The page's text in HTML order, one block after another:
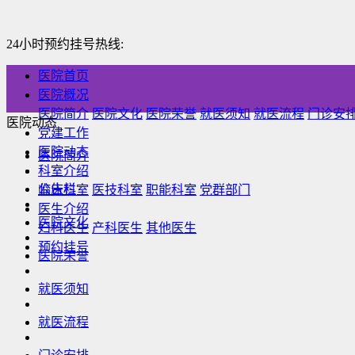
24小时预约挂号热线:
医院首页
医院概况
医院简介 医院文化 医院荣誉 就医须知 就医流程 门诊安
党建工作
医院动态
科室介绍
临床科室 医技科室 职能科室 党群部门
医生介绍
妇科医生 产科医生 其他医生
预约挂号
医院动态
医院简介
公告栏
医院文化
医院荣誉
就医须知
就医流程